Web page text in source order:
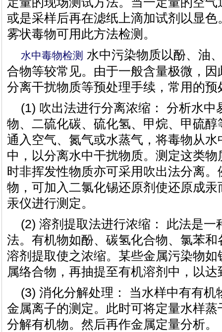
或是采样后再在滤纸上滴加试剂以显
雾状毒物可用此方法检测。
水中毒物检测 水中污染物质以酚、油
合物等较常见。由于一般含量极微，
分离干扰物质等预处理手续，常用的
(1) 吹出法进行分离浓缩： 分析水中
物、二硫化碳、硫化氢、甲烷、甲硫
通入空气、氮气或水蒸气，将毒物从
中，以分离水中干扰物质。测定这类
时非挥发性物质亦可采用吹出法分离
物，可加入二氯化锡还原剂使还原成
汞仪进行测定。
(2) 溶剂提取法进行浓缩： 此法是一
法。有机物如酚、碳氢化合物、氯苯
溶剂提取使之浓缩。某些金属污染物
属络合物，再抽提至有机溶剂中，以
(3) 消化分解处理： 当水样中有有机
金属离子的测定。此时可将定量水样
分解有机物。然后再作金属定量分析。